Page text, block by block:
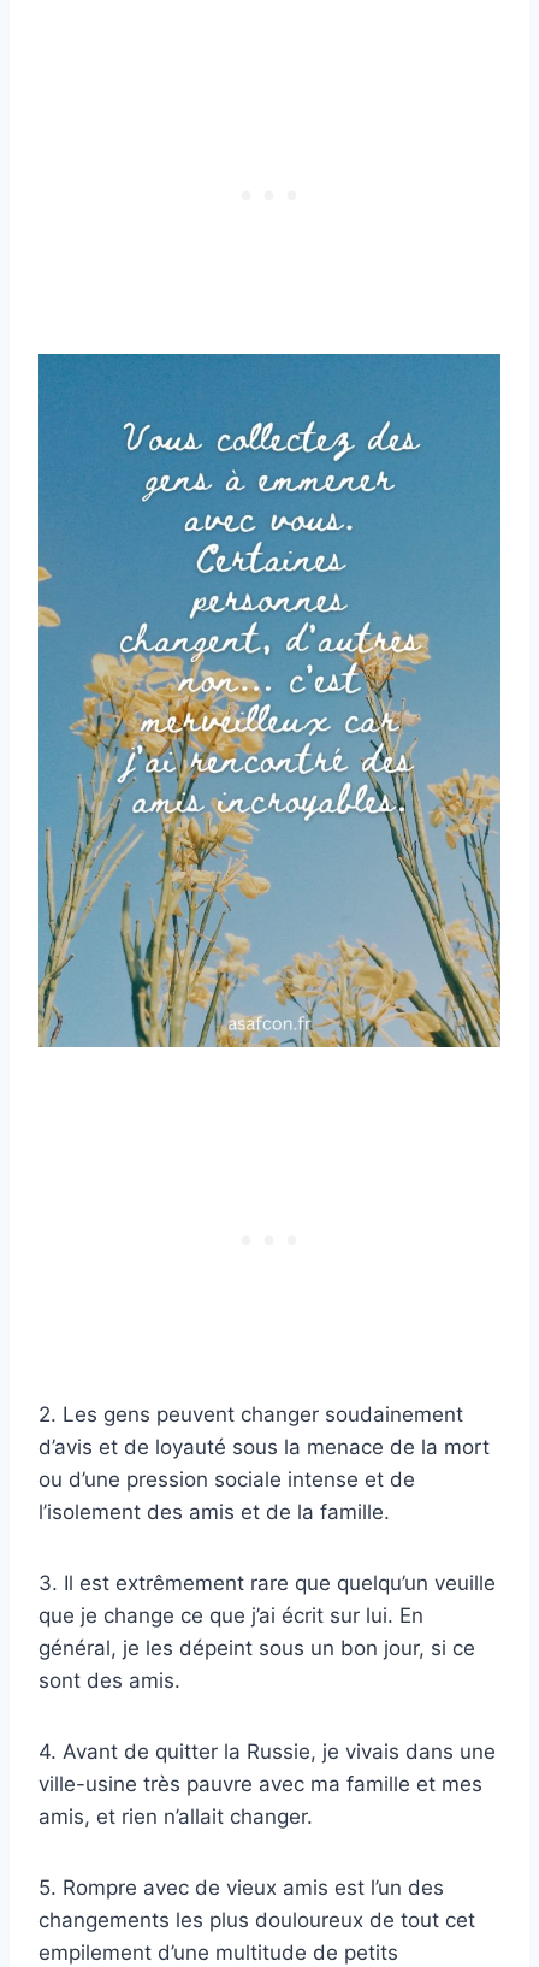
2. Les gens peuvent changer soudainement
d’avis et de loyauté sous la menace de la mort
ou d’une pression sociale intense et de
l’isolement des amis et de la famille.
3. Il est extrêmement rare que quelqu’un veuille
que je change ce que j’ai écrit sur lui. En
général, je les dépeint sous un bon jour, si ce
sont des amis.
4. Avant de quitter la Russie, je vivais dans une
ville-usine très pauvre avec ma famille et mes
amis, et rien n’allait changer.
5. Rompre avec de vieux amis est l’un des
changements les plus douloureux de tout cet
empilement d’une multitude de petits